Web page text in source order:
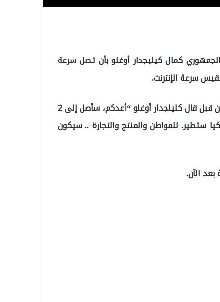
كمال كيليجدار أوغلو بأن تصل سرعة
وبحسب ما ترجمه “موقع تركيا عاجل”، في بيان أدلى به من قبل قال كليلجدار أوغلو “أعدكم، سأصل إلى 2
ستطير. للمواطن والمنتج والتجارة .. سيكون
بعد الآن.